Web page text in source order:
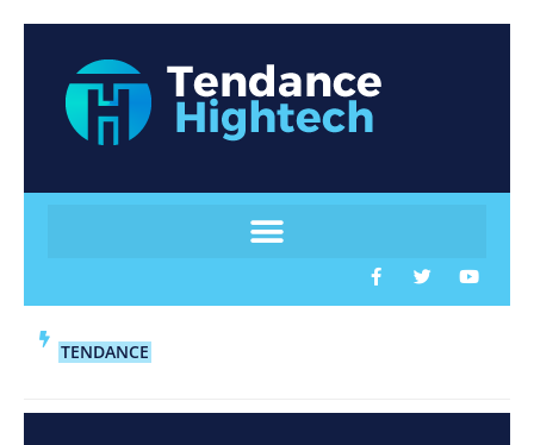
TENDANCE